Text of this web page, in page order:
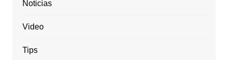
Noticias
Video
Tips